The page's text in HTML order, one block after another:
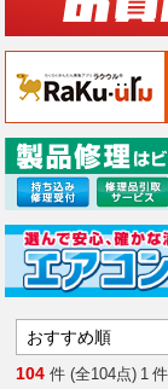
104 件 (全104点) 1